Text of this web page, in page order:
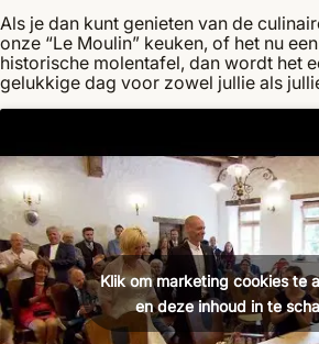
Als je dan kunt genieten van de
onze “Le Moulin” keuken, of het nu
historische molentafel, dan wordt het
gelukkige dag voor zowel jullie als
Klik om marketing cookies te
en deze inhoud in te